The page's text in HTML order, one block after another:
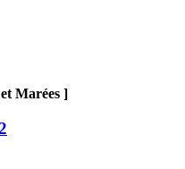
Marées ]